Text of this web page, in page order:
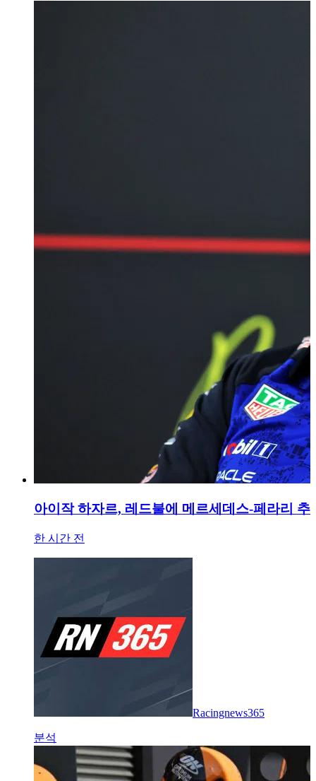
아이작 하자르, 레드불에 메르세데스-페라리
한 시간 전
Racingnews365
분석